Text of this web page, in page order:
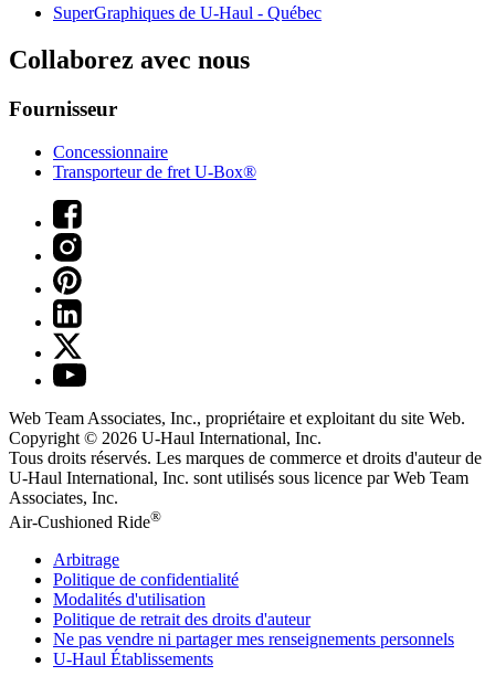
SuperGraphiques de U-Haul - Québec
Collaborez avec nous
Fournisseur
Concessionnaire
Transporteur de fret U-Box®
Web Team Associates, Inc., propriétaire et exploitant du site Web.
Copyright © 2026 U-Haul International, Inc.
Tous droits réservés. Les marques de commerce et droits d'auteur de
U-Haul International, Inc. sont utilisés sous licence par Web Team
Associates, Inc.
Air-Cushioned Ride®
Arbitrage
Politique de confidentialité
Modalités d'utilisation
Politique de retrait des droits d'auteur
Ne pas vendre ni partager mes renseignements personnels
U-Haul Établissements